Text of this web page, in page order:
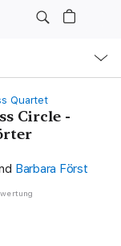
Quartet
Circle -
Barbara Först